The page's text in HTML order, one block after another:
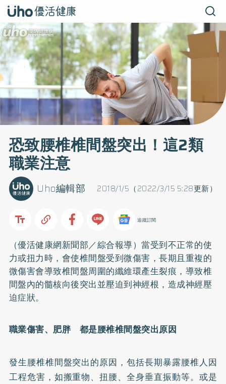
恐致腰椎椎間盤突出！這2類
職業注意
2018/1/5（2022/3/15 5:28更新）
Uho編輯部
追蹤訂閱
（優活健康網新聞部／綜合報導）當受到不正常的使
力或扭力時，會使椎間盤受到微傷害，長期且重複的
微傷害會導致椎間盤周圍的纖維環產生裂痕，導致椎
間盤內的髓核向後突出並壓迫到神經根，造成神經壓
迫症狀。
職業傷害、肥胖都是腰椎椎間盤突出原因
發生腰椎椎間盤突出的原因，包括長期暴露腰椎人因
工程危害，如搬重物、扭腰、全身垂直振動等。或是